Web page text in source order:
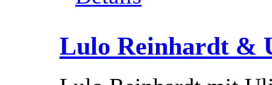
Lulo Reinhardt &